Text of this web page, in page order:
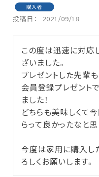
購入者
投稿日 2021/09/18
この度は迅速に対応
ざいました。
プレゼントした先輩
会員登録プレゼント
ました！
どちらも美味しくて
らって良かったなと思
今度は家用に購入し
ろしくお願いします。